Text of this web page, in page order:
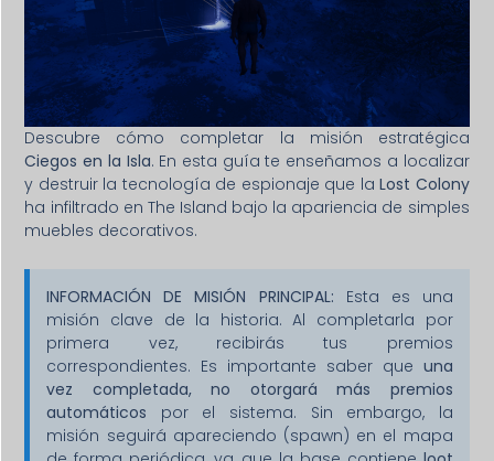
Descubre cómo completar la misión estratégica
Ciegos en la Isla. En esta guía te enseñamos a localizar
y destruir la tecnología de espionaje que laLost Colony
ha infiltrado en The Island bajo la apariencia de simples
muebles decorativos.
INFORMACIÓN DE MISIÓN PRINCIPAL: Esta es una
misión clave de la historia. Al completarla por
primera vez, recibirás tus premios
correspondientes. Es importante saber que una
vez completada, no otorgará más premios
automáticos por el sistema. Sin embargo, la
misión seguirá apareciendo (spawn) en el mapa